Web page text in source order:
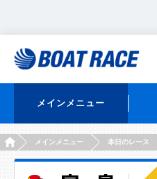
メインメニュー
HOMEメインメニュー 本日のレース